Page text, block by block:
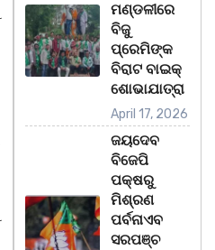
ମଣ୍ଡଳୀରେ
ବିଜୁ
ପ୍ରେମିଙ୍କ
ବିରାଟ ବାଇକ୍
ଶୋଭାଯାତ୍ରା
April 17, 2026
ଜୟଦେବ
ବିଜେପି
ପକ୍ଷରୁ
ମିଶ୍ରଣ
ପର୍ବନାଏବ
ସରପଞ୍ଚ